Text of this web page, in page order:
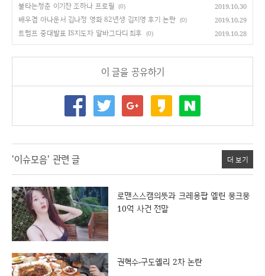
불타는청춘 이기찬 조하나 프로필 (0) 2019.10.30
배우겸 아나운서 김나정 영화 82년생 김지영 후기 논란 (0) 2019.10.29
트럼프 중대발표 IS지도자 알바그다디 최후 (0) 2019.10.28
이 글을 공유하기
'이슈모음' 관련 글 더 보기
로맨스스캠의뜻과 크레용팝 엘린 뭉크뭉
10억 사건 전말
권혁수-구도쉘리 2차 논란